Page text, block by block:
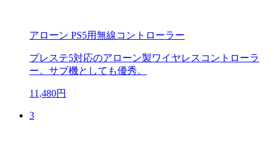
アローン PS5用無線コントローラー
プレステ5対応のアローン製ワイヤレスコントローラ
ー。サブ機としても優秀。
11,480円
3